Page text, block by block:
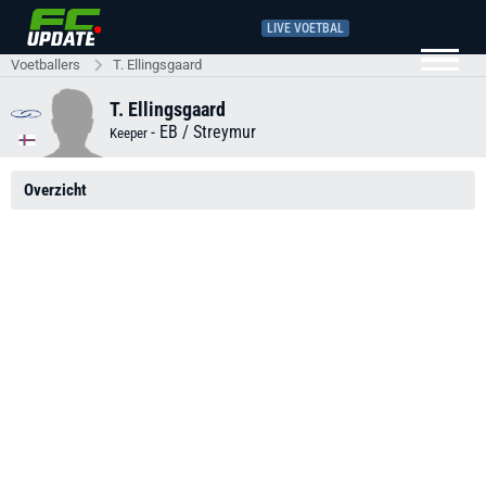
LIVE VOETBAL
Voetballers T. Ellingsgaard
T. Ellingsgaard
Keeper - EB / Streymur
Overzicht